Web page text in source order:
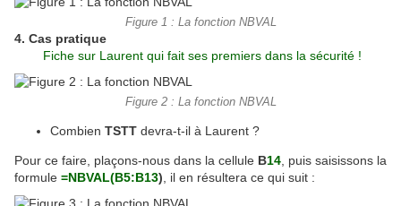
Figure 1 : La fonction NBVAL
4. Cas pratique
Fiche sur Laurent qui fait ses premiers dans la sécurité !
Figure 2 : La fonction NBVAL
Combien TSTT devra-t-il à Laurent ?
Pour ce faire, plaçons-nous dans la cellule B14 puis saisissons la
formule =NBVAL(B5:B13) , il en résultera ce qui suit :